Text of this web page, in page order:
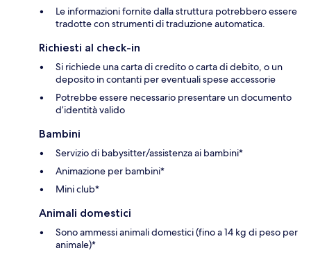
Le informazioni fornite dalla struttura potrebbero essere
tradotte con strumenti di traduzione automatica.
Richiesti al check-in
Si richiede una carta di credito o carta di debito, o un
deposito in contanti per eventuali spese accessorie
Potrebbe essere necessario presentare un documento
d’identità valido
Bambini
Servizio di babysitter/assistenza ai bambini*
Animazione per bambini*
Mini club*
Animali domestici
Sono ammessi animali domestici (fino a 14 kg di peso per
animale)*